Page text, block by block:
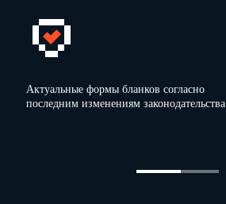
Актуальные формы бланков согласно
последним изменениям законодательства